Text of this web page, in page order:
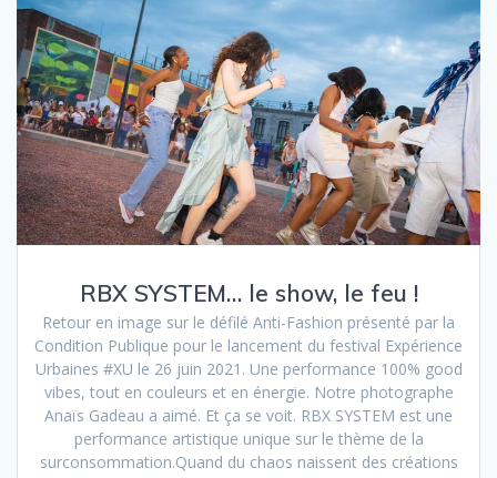
RBX SYSTEM… le show, le feu !
Retour en image sur le défilé Anti-Fashion présenté par la
Condition Publique pour le lancement du festival Expérience
Urbaines #XU le 26 juin 2021. Une performance 100% good
vibes, tout en couleurs et en énergie. Notre photographe
Anaïs Gadeau a aimé. Et ça se voit. RBX SYSTEM est une
performance artistique unique sur le thème de la
surconsommation.Quand du chaos naissent des créations